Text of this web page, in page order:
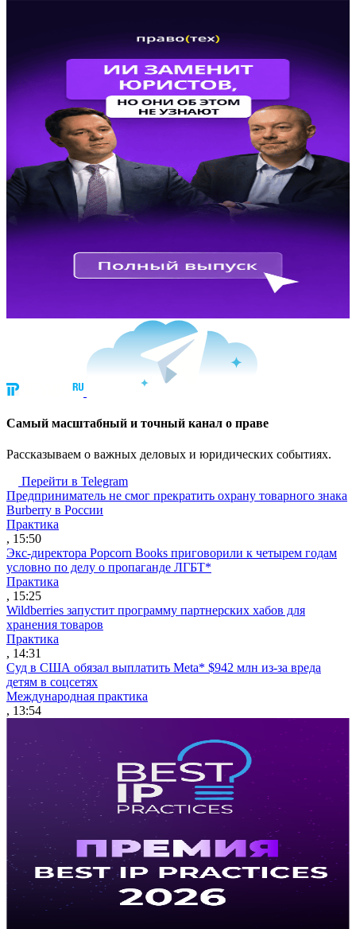
Cамый масштабный и точный канал о праве
Рассказываем о важных деловых и юридических событиях.
Перейти в Telegram
Предприниматель не смог прекратить охрану товарного знака
Burberry в России
Практика
, 15:50
Экс-директора Popcorn Books приговорили к четырем годам
условно по делу о пропаганде ЛГБТ*
Практика
, 15:25
Wildberries запустит программу партнерских хабов для
хранения товаров
Практика
, 14:31
Суд в США обязал выплатить Meta* $942 млн из-за вреда
детям в соцсетях
Международная практика
, 13:54